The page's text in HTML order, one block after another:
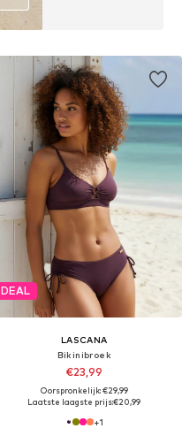
DEAL
LASCANA
Bikinibroek
€23,99
Oorspronkelijk: €29,99
Laatste laagste prijs:€20,99
+1